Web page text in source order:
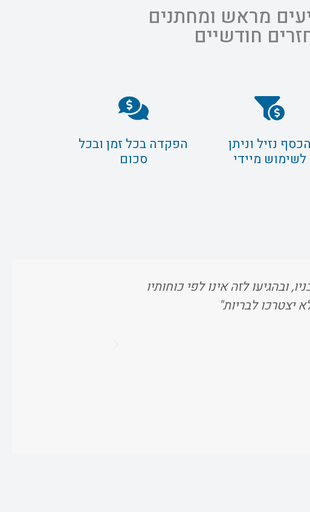
מראש ומחתנים
חודשיים
הכסף נזיל וניתן
לשימוש מיידי
הפקדה בכל זמן ובכל
סכום
ובהגיעו לזה אינו לפי כוחותיו
יצטרכו לבריות"